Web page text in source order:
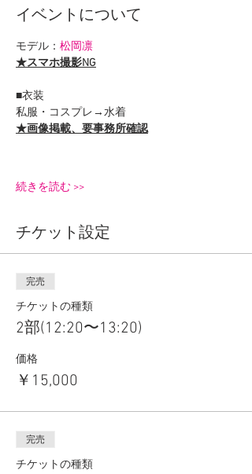
イベントについて
モデル： 松岡凛
★スマホ撮影NG
■衣装
私服・コスプレ→水着
★画像掲載、要事務所確認
続きを読む >>
チケット設定
完売
チケットの種類
2部(12:20〜13:20)
価格
￥15,000
完売
チケットの種類